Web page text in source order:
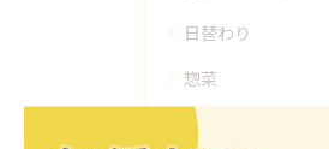
日替わり
惣菜
手作り